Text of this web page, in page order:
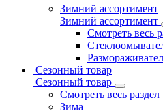
Зимний ассортимент
Зимний ассортимент
Смотреть весь
Сезонный товар
Сезонный товар
Смотреть весь раздел
Зима